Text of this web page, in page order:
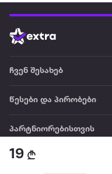
19
ჩვენ შესახებ
წესები და პირობები
პარტნიორებისთვის
ტრენდული